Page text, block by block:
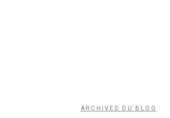
ARCHIVES DU BLOG